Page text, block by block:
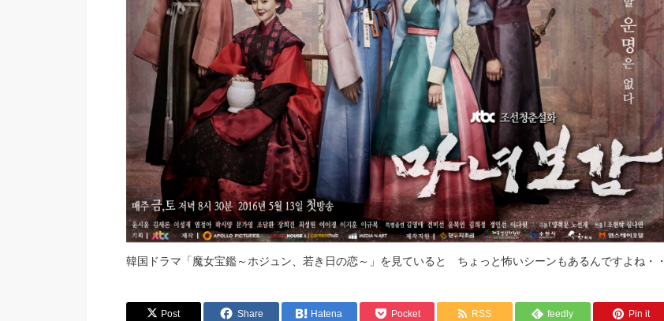
韓国ドラマ「魔女宝鑑～ホジュン、若き日の恋～」を見ていると ちょっと怖いシーンもあるんですよね・・
Post Share Hatena Pocket RSS feedly Pin it